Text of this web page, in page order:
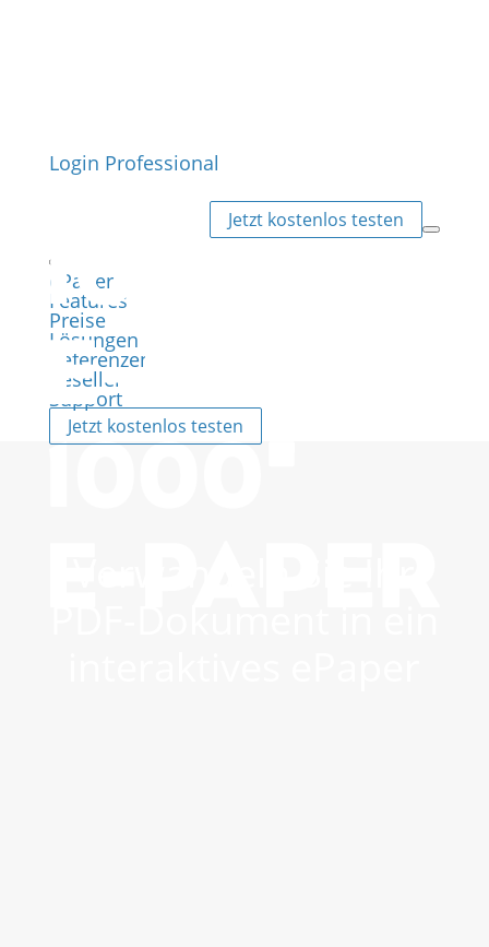
Login Professional
Jetzt kostenlos testen
ePaper
Features
Preise
Lösungen
Referenzen
Reseller
Support
Jetzt kostenlos testen